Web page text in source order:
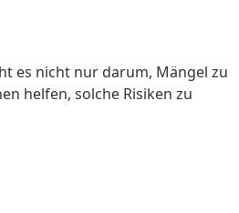
es nicht nur darum, Mängel zu
helfen, solche Risiken zu